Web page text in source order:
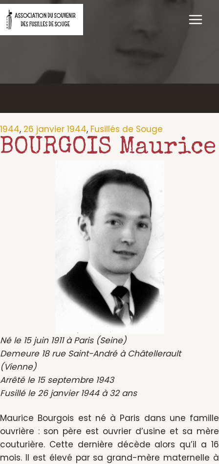
Aller
au
contenu
1944, 26 janvier 1944, Fusillés de Souge
BOURGOIS Maurice
Né le 15 juin 1911 à Paris (Seine)
Demeure 18 rue Saint-André à Châtellerault
(Vienne)
Arrêté le 15 septembre 1943
Fusillé le 26 janvier 1944 à 32 ans
Maurice Bourgois est né à Paris dans une famille
ouvrière : son père est ouvrier d’usine et sa mère
couturière. Cette dernière décède alors qu’il a 16
mois. Il est élevé par sa grand-mère maternelle à